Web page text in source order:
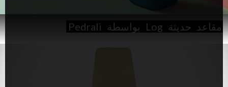
مقاعد حديثة Log بواسطة Pedrali